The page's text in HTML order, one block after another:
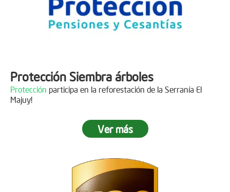
DINISSANpor plantar 400 árboles en el páramo de
Protección Siembra árboles
Protección participa en la reforestación de la Serranía El
Majuy!
Ver más